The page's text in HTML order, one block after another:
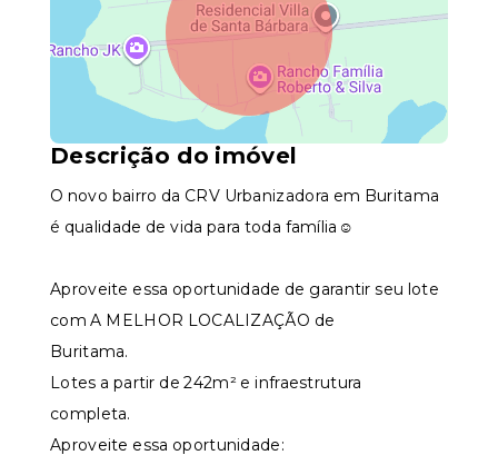
Descrição do imóvel
O novo bairro da CRV Urbanizadora em Buritama
é qualidade de vida para toda família☺️⠀⠀⠀⠀⠀
Aproveite essa oportunidade de garantir seu lote
com A MELHOR LOCALIZAÇÃO de
Buritama.⠀⠀⠀⠀⠀
Lotes a partir de 242m² e infraestrutura
completa.⠀⠀⠀⠀⠀
Aproveite essa oportunidade:⠀⠀⠀⠀⠀